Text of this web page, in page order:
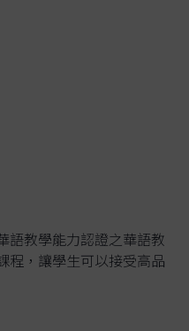
語教學能力認證之華語教
程，讓學生可以接受高品